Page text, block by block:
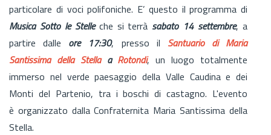
particolare di voci polifoniche. E’ questo il programma di
Musica Sotto le Stelle che si terrà sabato 14 settembre, a
partire dalle ore 17:30, presso il Santuario di Maria
Santissima della Stellaa Rotondi, un luogo totalmente
immerso nel verde paesaggio della Valle Caudina e dei
Monti del Partenio, tra i boschi di castagno. L'evento
è organizzato dalla Confraternita Maria Santissima della
Stella.